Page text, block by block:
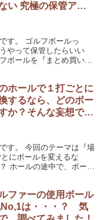
い 究極の保管アイ
す。 ゴルフボールっ
やって保管したらいい
ボールを『まとめ買い』
ホールで１打ごとに
するなら、どのボー
か？そんな妄想で～
す。 今回のテーマは『場
にボールを変えるな
ホールの途中で、ボール
ファーの使用ボール
No,1は・・・？ 気